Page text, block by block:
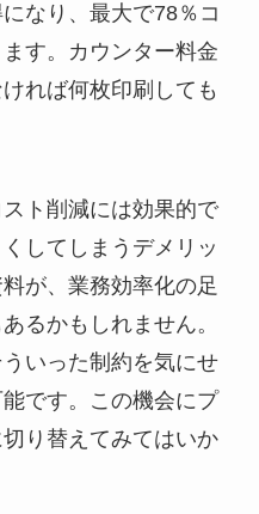
なり、最大で78％コ
す。カウンター料金
れば何枚印刷しても
ト削減には効果的で
してしまうデメリッ
が、業務効率化の足
るかもしれません。
いった制約を気にせ
です。この機会にプ
り替えてみてはいか